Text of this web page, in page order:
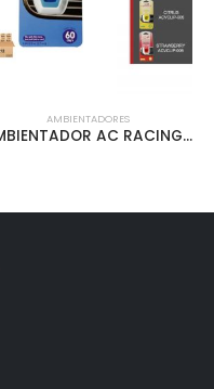
AMBIENTADORES
AMBIENTADOR AC RACING VENT CLIP 12PCS/INNER OCEAN – ACVCLIP-002